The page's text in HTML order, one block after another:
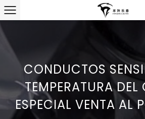
CONDUCTOS
TEMPERATURA DEL
ESPECIAL VENTA AL